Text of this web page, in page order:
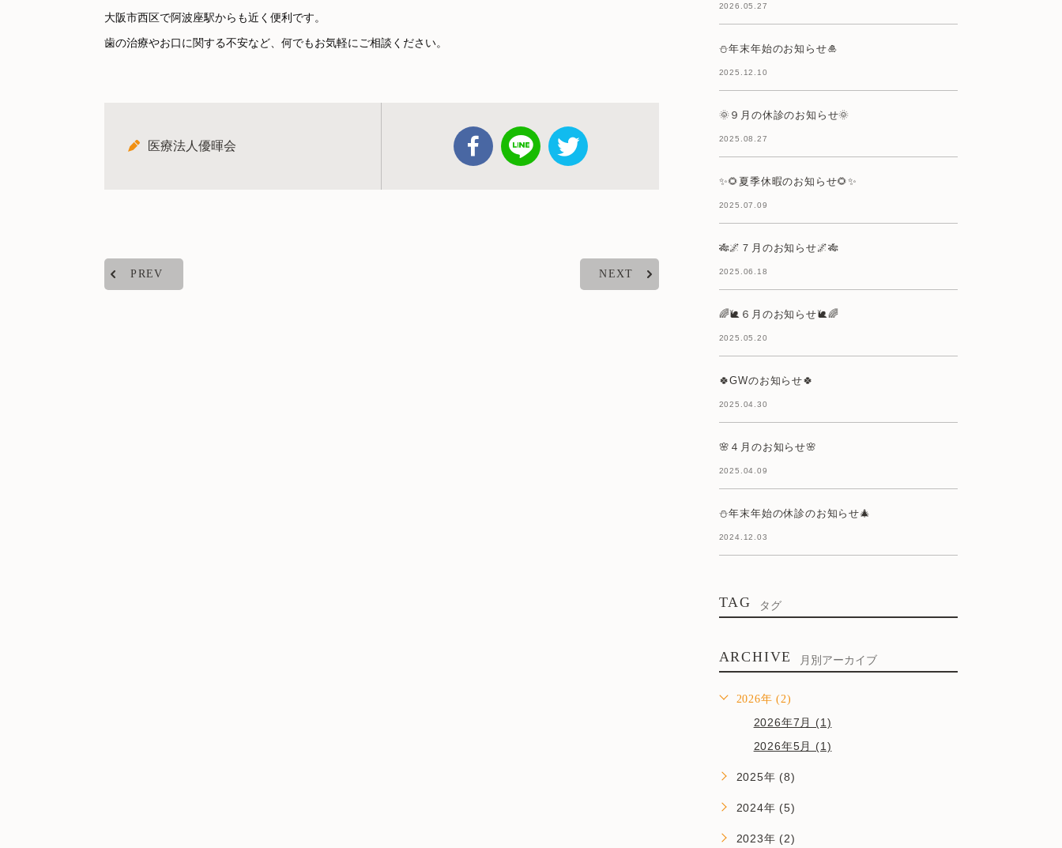
大阪市西区で阿波座駅からも近く便利です。
歯の治療やお口に関する不安など、何でもお気軽にご相談ください。
医療法人優暉会
PREV NEXT
2026.05.27
⛄年末年始のお知らせ🎍
2025.12.10
🌞９月の休診のお知らせ🌞
2025.08.27
✨🌻夏季休暇のお知らせ🌻✨
2025.07.09
🎋🌌７月のお知らせ🌌🎋
2025.06.18
🌈🐌６月のお知らせ🐌🌈
2025.05.20
🍀GWのお知らせ🍀
2025.04.30
🌸４月のお知らせ🌸
2025.04.09
⛄年末年始の休診のお知らせ🎄
2024.12.03
TAG タグ
ARCHIVE 月別アーカイブ
2026年 (2)
2026年7月 (1)
2026年5月 (1)
2025年 (8)
2024年 (5)
2023年 (2)